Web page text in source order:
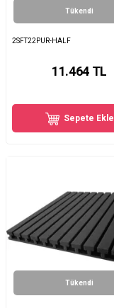
Tükendi
2SFT22PUR-HALF
11.464TL
Sepete Ekle
Tükendi